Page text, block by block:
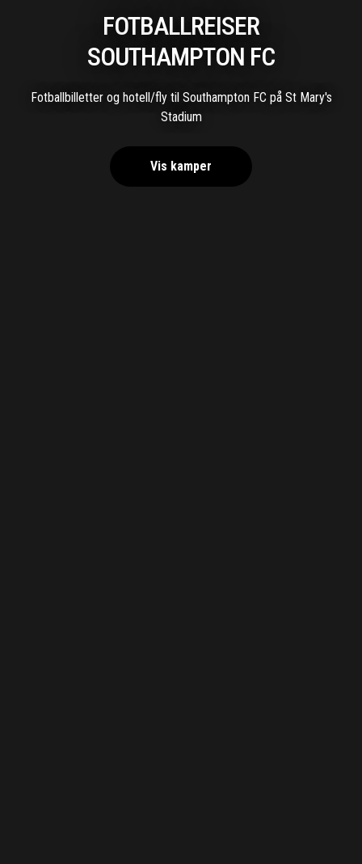
FOTBALLREISER
SOUTHAMPTON FC
Fotballbilletter og hotell/fly til Southampton FC på St Mary's
Stadium
Vis kamper